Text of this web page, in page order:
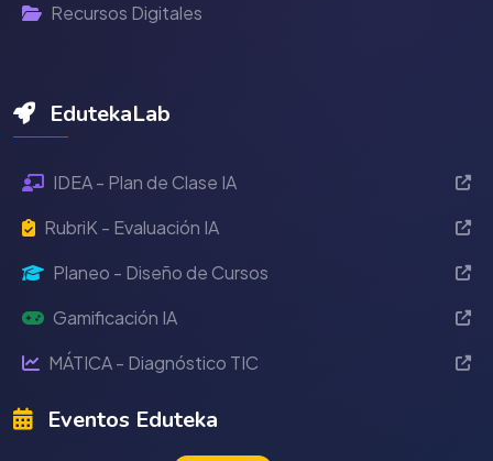
Recursos Digitales
EdutekaLab
IDEA - Plan de Clase IA
RubriK - Evaluación IA
Planeo - Diseño de Cursos
Gamificación IA
MÁTICA - Diagnóstico TIC
Eventos Eduteka